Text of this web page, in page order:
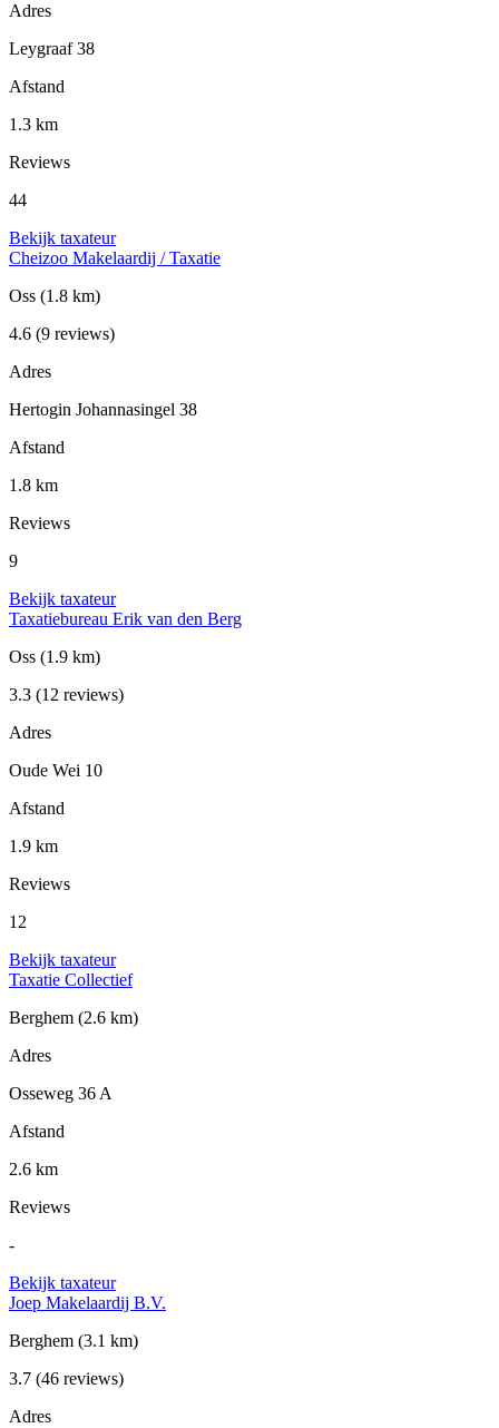
Adres
Leygraaf 38
Afstand
1.3 km
Reviews
44
Bekijk taxateur
Cheizoo Makelaardij / Taxatie
Oss (1.8 km)
4.6 (9 reviews)
Adres
Hertogin Johannasingel 38
Afstand
1.8 km
Reviews
9
Bekijk taxateur
Taxatiebureau Erik van den Berg
Oss (1.9 km)
3.3 (12 reviews)
Adres
Oude Wei 10
Afstand
1.9 km
Reviews
12
Bekijk taxateur
Taxatie Collectief
Berghem (2.6 km)
Adres
Osseweg 36 A
Afstand
2.6 km
Reviews
-
Bekijk taxateur
Joep Makelaardij B.V.
Berghem (3.1 km)
3.7 (46 reviews)
Adres